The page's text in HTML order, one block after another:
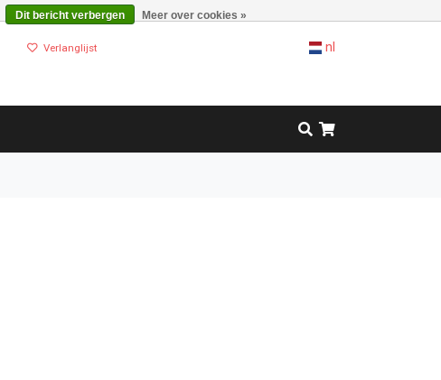
Dit bericht verbergen Meer over cookies »
Verlanglijst nl